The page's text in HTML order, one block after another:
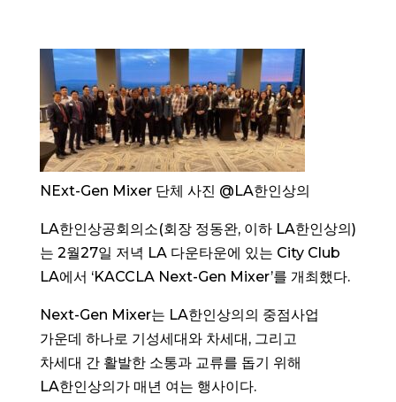
NExt-Gen Mixer 단체 사진 @LA한인상의
LA한인상공회의소(회장 정동완, 이하 LA한인상의)
는 2월27일 저녁 LA 다운타운에 있는 City Club
LA에서 ‘KACCLA Next-Gen Mixer’를 개최했다.
Next-Gen Mixer는 LA한인상의의 중점사업
가운데 하나로 기성세대와 차세대, 그리고
차세대 간 활발한 소통과 교류를 돕기 위해
LA한인상의가 매년 여는 행사이다.